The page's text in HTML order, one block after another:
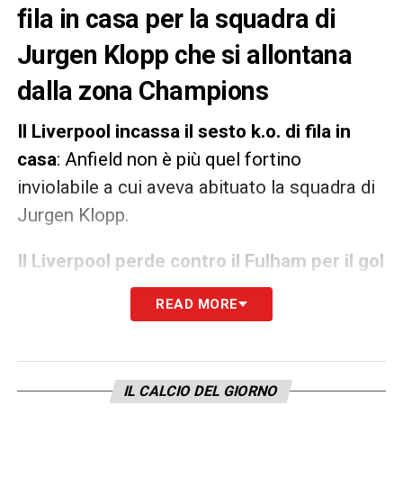
fila in casa per la squadra di
Jurgen Klopp che si allontana
dalla zona Champions
Il Liverpool incassa il sesto k.o. di fila in
casa: Anfield non è più quel fortino
inviolabile a cui aveva abituato la squadra di
Jurgen Klopp.
Il Liverpool perde contro il Fulham per il gol
dell’ex Juve Mario Lemina: sesta sconfitta
in casa e record negativo per il Liverpool che
Champions con il Chelsea a +4 con una gara
READ MORE
IL CALCIO DEL GIORNO